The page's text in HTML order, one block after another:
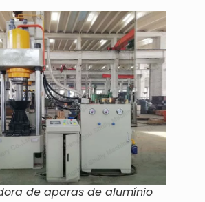
de aparas de alumínio